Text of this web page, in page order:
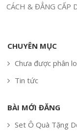
CÁCH & ĐẲNG CẤP
CHUYÊN MỤC
Chưa được phân
Tin tức
BÀI MỚI ĐĂNG
Set Ô Quà Tặng